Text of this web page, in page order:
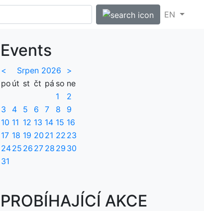
EN
Events
< Srpen 2026
>
po út st čt pá so ne
1
2
3
4 5 6 7 8
9
10 11 12 13 14 15 16
17 18 19 20 21 22 23
2425 26 27 28 29 30
31
PROBÍHAJÍCÍ AKCE